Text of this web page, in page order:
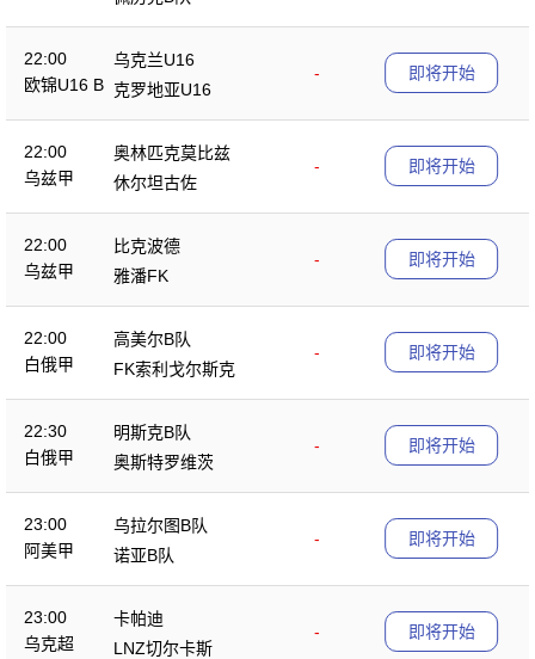
22:00
欧锦U16 B
乌克兰U16
-
克罗地亚U16
即将开始
22:00
乌兹甲
奥林匹克莫比兹
-
休尔坦古佐
即将开始
22:00
乌兹甲
比克波德
-
雅潘FK
即将开始
22:00
白俄甲
高美尔B队
-
FK索利戈尔斯克
即将开始
22:30
白俄甲
明斯克B队
-
奥斯特罗维茨
即将开始
23:00
阿美甲
乌拉尔图B队
-
诺亚B队
即将开始
23:00
乌克超
卡帕迪
-
LNZ切尔卡斯
即将开始